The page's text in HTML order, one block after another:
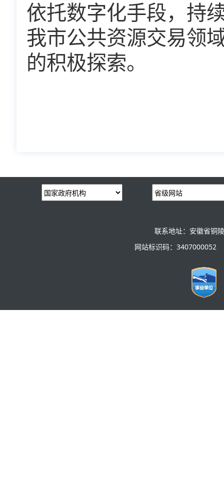
依托数字化手段，持
我市公共资源交易领
的积极探索。
联系地址：安徽省铜
网站标识码：3407000052